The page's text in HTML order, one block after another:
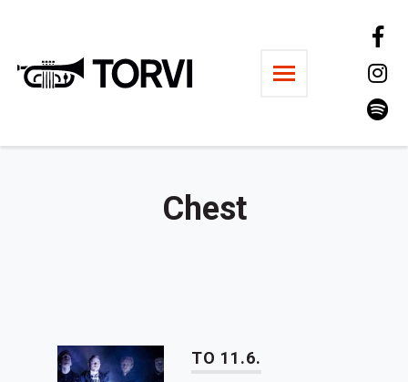
Ravintola Torvi
Chest
TO 11.6.